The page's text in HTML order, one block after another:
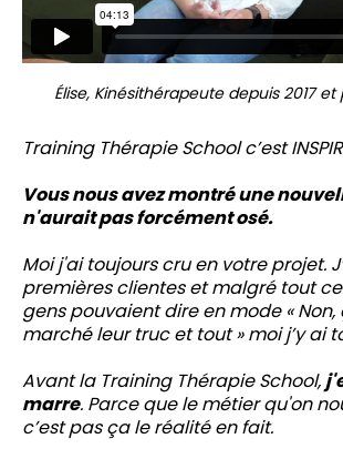
Élise, Kinésithérapeute depuis 2017
Training Thérapie School c’est
Vous nous avez montré une
n'aurait pas forcément osé.
Moi j'ai toujours cru en votre projet.
premières clientes et malgré tout
gens pouvaient dire en mode «
marché leur truc et tout » moi j’y ai
Avant la Training Thérapie School,
marre. Parce que le métier qu'on
c’est pas ça le réalité en fait.